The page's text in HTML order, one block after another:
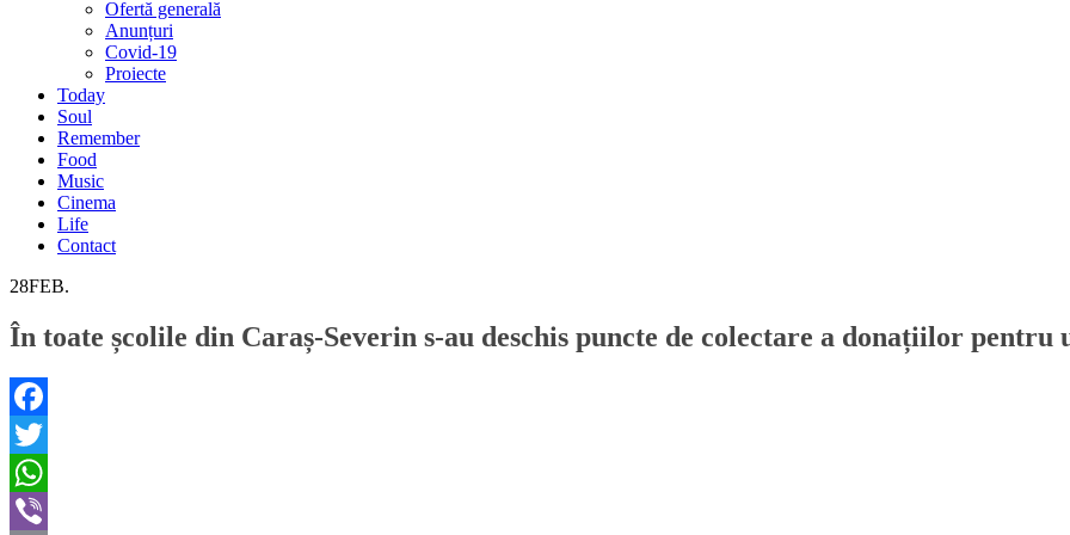
Ofertă generală
Anunțuri
Covid-19
Proiecte
Today
Soul
Remember
Food
Music
Cinema
Life
Contact
28FEB.
În toate școlile din Caraș-Severin s-au deschis puncte de colectare a donațiilor pentru
Facebook
Twitter
WhatsApp